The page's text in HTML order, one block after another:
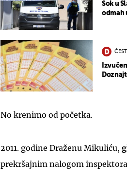
Šok u
odmah
No krenimo od početka.
2011. godine Draženu Mikuliću,
prekršajnim nalogom